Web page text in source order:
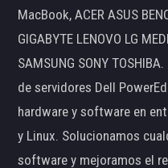
MacBook, ACER ASUS
GIGABYTE LENOVO LG
SAMSUNG SONY
de servidores Dell
hardware y software en
y Linux. Solucionamos
software y mejoramos el